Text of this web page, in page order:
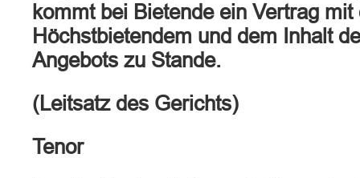
kommt bei Bietende ein Vertrag mit
Höchstbietendem und dem Inhalt
Angebots zu Stande.
(Leitsatz des Gerichts)
Tenor